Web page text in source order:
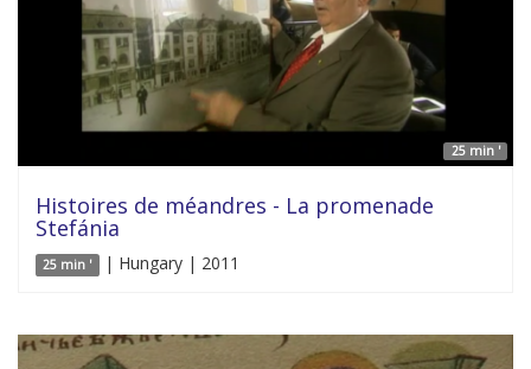
25 min '
Histoires de méandres - La promenade
Stefánia
25 min ' | Hungary | 2011